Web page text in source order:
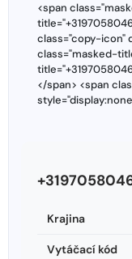
<span
class="copy-icon"
class="masked-
</span> <span
Krajina
Vytáčací kód